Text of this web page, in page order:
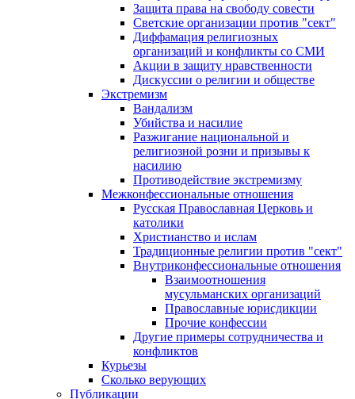
Защита права на свободу совести
Светские организации против "сект"
Диффамация религиозных
организаций и конфликты со СМИ
Акции в защиту нравственности
Дискуссии о религии и обществе
Экстремизм
Вандализм
Убийства и насилие
Разжигание национальной и
религиозной розни и призывы к
насилию
Противодействие экстремизму
Межконфессиональные отношения
Русская Православная Церковь и
католики
Христианство и ислам
Традиционные религии против "сект"
Внутриконфессиональные отношения
Взаимоотношения
мусульманских организаций
Православные юрисдикции
Прочие конфессии
Другие примеры сотрудничества и
конфликтов
Курьезы
Сколько верующих
Публикации